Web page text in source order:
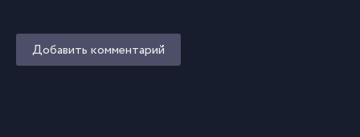
Добавить комментарий